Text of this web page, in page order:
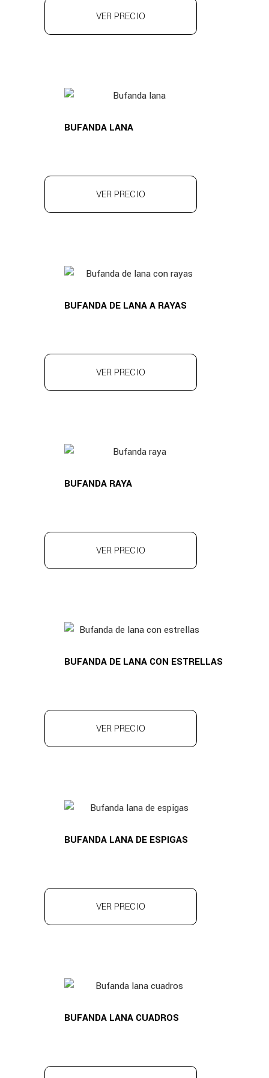
VER PRECIO
BUFANDA LANA
VER PRECIO
BUFANDA DE LANA A RAYAS
VER PRECIO
BUFANDA RAYA
VER PRECIO
BUFANDA DE LANA CON ESTRELLAS
VER PRECIO
BUFANDA LANA DE ESPIGAS
VER PRECIO
BUFANDA LANA CUADROS